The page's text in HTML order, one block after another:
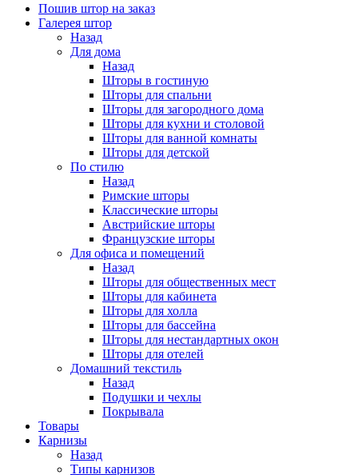
Пошив штор на заказ
Галерея штор
Назад
Для дома
Назад
Шторы в гостиную
Шторы для спальни
Шторы для загородного дома
Шторы для кухни и столовой
Шторы для ванной комнаты
Шторы для детской
По стилю
Назад
Римские шторы
Классические шторы
Австрийские шторы
Французские шторы
Для офиса и помещений
Назад
Шторы для общественных мест
Шторы для кабинета
Шторы для холла
Шторы для бассейна
Шторы для нестандартных окон
Шторы для отелей
Домашний текстиль
Назад
Подушки и чехлы
Покрывала
Товары
Карнизы
Назад
Типы карнизов